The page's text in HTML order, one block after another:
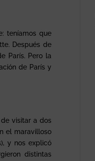
teníamos que
Después de
París. Pero la
de París y
visitar a dos
el maravilloso
y nos explicó
distintas